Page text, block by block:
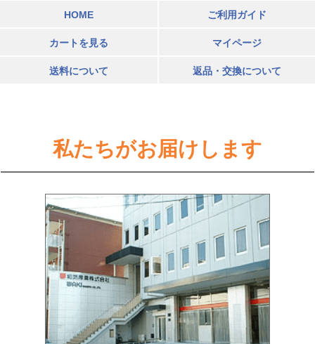
HOME ご利用ガイド
カートを見る マイページ
送料について 返品・交換について
私たちがお届けします